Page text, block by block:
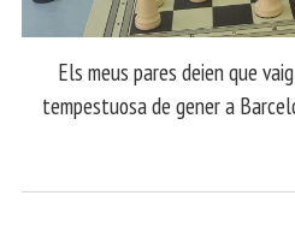
Els meus pares deien que
tempestuosa de gener a